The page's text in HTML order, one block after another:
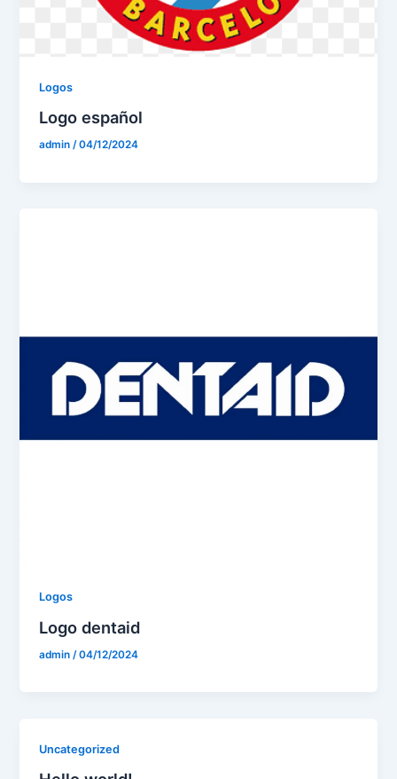
Logos
Logo español
admin/04/12/2024
Logos
Logo dentaid
admin /04/12/2024
Uncategorized